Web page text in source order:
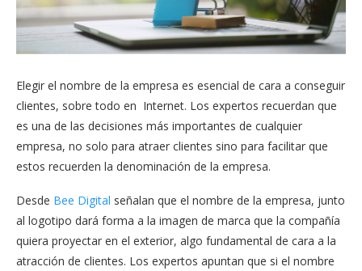
Elegir el nombre de la empresa es esencial de cara a conseguir
clientes, sobre todo en Internet. Los expertos recuerdan que
es una de las decisiones más importantes de cualquier
empresa, no solo para atraer clientes sino para facilitar que
estos recuerden la denominación de la empresa.
Desde Bee Digital señalan que el nombre de la empresa, junto
al logotipo dará forma a la imagen de marca que la compañía
quiera proyectar en el exterior, algo fundamental de cara a la
atracción de clientes. Los expertos apuntan que si el nombre